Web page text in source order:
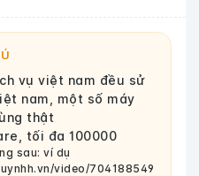
vụ việt nam đều sử
nam, một số máy
thật
tối đa 100000
sau: ví dụ
video/704188549